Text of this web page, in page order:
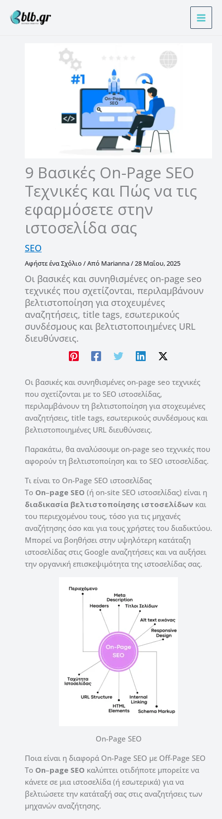
στο
9 Βασικές On-Page SEO
Τεχνικές και Πώς να τις
εφαρμόσετε στην
ιστοσελίδα σας
SEO
Αφήστε ένα Σχόλιο/ Από Marianna/28 Μαΐου, 2025
Οι βασικές και συνηθισμένες on-page seo
τεχνικές που σχετίζονται, περιλαμβάνουν
βελτιστοποίηση για στοχευμένες
αναζητήσεις, title tags, εσωτερικούς
συνδέσμους και βελτιστοποιημένες URL
διευθύνσεις.
Οι βασικές και συνηθισμένες on-page seo τεχνικές
που σχετίζονται με το SEO ιστοσελίδας,
περιλαμβάνουν τη βελτιστοποίηση για στοχευμένες
αναζητήσεις, title tags, εσωτερικούς συνδέσμους και
βελτιστοποιημένες URL διευθύνσεις.
Παρακάτω, θα αναλύσουμε on-page seo τεχνικές που
αφορούν τη βελτιστοποίηση και το SEO ιστοσελίδας.
Τι είναι το On-Page SEO ιστοσελίδας
Το On–page SEO (ή on-site SEO ιστοσελίδας) είναι η
διαδικασία βελτιστοποίησης ιστοσελίδων και
του περιεχομένου τους, τόσο για τις μηχανές
αναζήτησης όσο και για τους χρήστες του διαδικτύου.
Μπορεί να βοηθήσει στην υψηλότερη κατάταξη
ιστοσελίδας στις Google αναζητήσεις και να αυξήσει
την οργανική επισκεψιμότητα της ιστοσελίδας σας.
On-Page SEO
Ποια είναι η διαφορά On-Page SEO με Off-Page SEO
Το On–page SEO καλύπτει οτιδήποτε μπορείτε να
κάνετε σε μια ιστοσελίδα (ή εσωτερικά) για να
βελτιώσετε την κατάταξή σας στις αναζητήσεις των
μηχανών αναζήτησης.
ν